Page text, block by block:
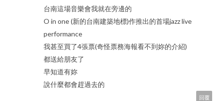
台南這場音樂會我就在旁邊的
O in one (新的台南建築地標)作推出的首場jazz live
performance
我甚至買了4張票(奇怪票務海報看不到妳的介紹)
都送給朋友了
早知道有妳
說什麼都會趕過去的
回覆